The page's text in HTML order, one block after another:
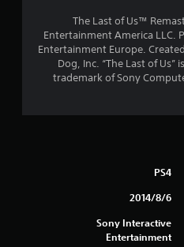
ا
ل
5
The Last of Us™
Entertainment America LLC.
Entertainment Europe.
Dog, Inc. “The Last of
trademark of Sony
PS4
6‏/8‏/2014
Sony Interactive
Entertainment